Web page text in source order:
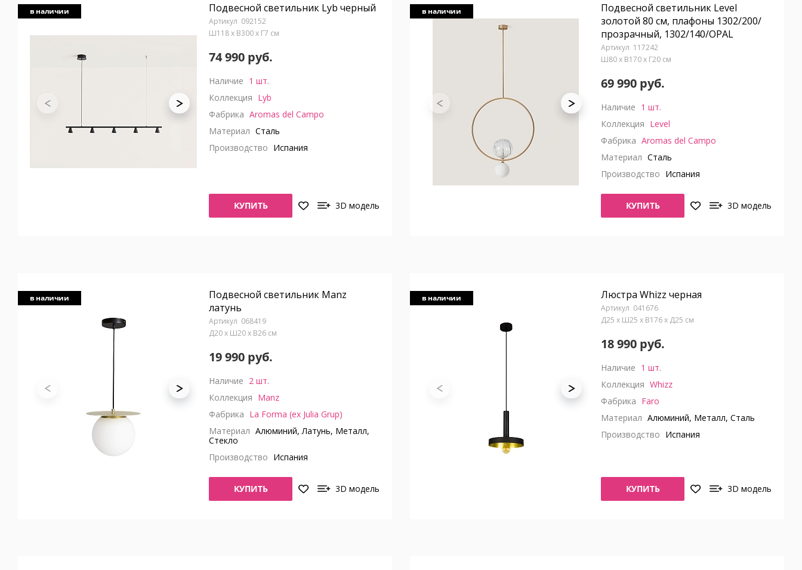
в наличии Подвесной светильник Lyb черный
092152
Ш118 x В300 x Г7 см
74 990 руб.
Наличие 1 шт.
Коллекция Lyb
Фабрика Aromas del Campo
Материал Сталь
Производство Испания
КУПИТЬ 3D модель
в наличии
Подвесной светильник Level
золотой 80 см, плафоны 1302/200/
прозрачный, 1302/140/OPAL
117242
Ш80 x В170 x Г20 см
69 990 руб.
Наличие 1 шт.
Коллекция Level
Фабрика Aromas del Campo
Материал Сталь
Производство Испания
КУПИТЬ 3D модель
в наличии
Подвесной светильник Manz
латунь
068419
Д20 x Ш20 x В26 см
19 990 руб.
Наличие 2 шт.
Коллекция Manz
Фабрика La Forma (ex Julia Grup)
Материал Алюминий, Латунь, Металл,
Стекло
Производство Испания
КУПИТЬ 3D модель
в наличии Люстра Whizz черная
041676
Д25 x Ш25 x В176 x Д25 см
18 990 руб.
Наличие 1 шт.
Коллекция Whizz
Фабрика Faro
Материал Алюминий, Металл, Сталь
Производство Испания
КУПИТЬ 3D модель